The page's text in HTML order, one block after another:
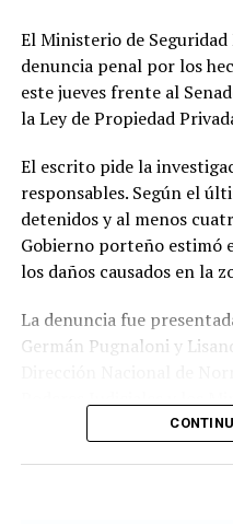
ciudadana utilizados
El referente
desarrollo de las
consideran que esas
participación efectiva de
En cuanto a los plazos,
internacional prevé
sesión del Comité de
2027. No obstante, aclaró
resolución oficial será
El Ministerio de
denuncia penal por los
este jueves frente al
la Ley de Propiedad
El escrito pide la
responsables. Según el
detenidos y al menos
Gobierno porteño estimó
los daños causados en la
La denuncia fue
Germán Pugnaloni y
Ministerio de Seguridad
En el escrito plantean